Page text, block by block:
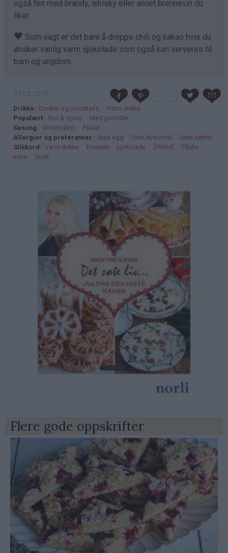
også fint med brandy, whisky eller annet brennevin du
liker.
♥ Som sagt er det bare å droppe chili og kakao hvis du
ønsker vanlig varm sjokolade som også kan serveres til
barn og ungdom.
Drikke Drinker og mocktails
Varm drikke
Populært
Hot & spicy
Med promille
Sesong
Vinterbakst
Påske
Allergier og preferanser
Uten egg Uten hvetemel
Uten nøtter
Stikkord
Varm drikke Konjakk sjokolade DRIKKE
Påske
krem
Drink